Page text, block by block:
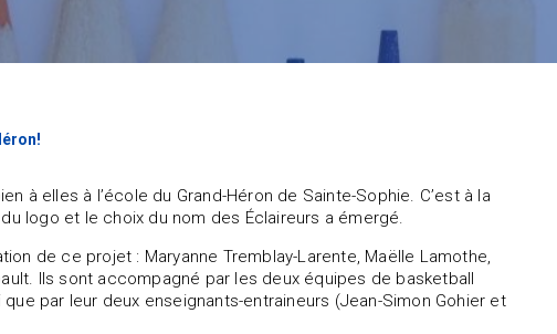
à elles à l’école du Grand-Héron de Sainte-Sophie. C’est à la
logo et le choix du nom des Éclaireurs a émergé.
de ce projet : Maryanne Tremblay-Larente, Maëlle Lamothe,
Ils sont accompagné par les deux équipes de basketball
par leur deux enseignants-entraineurs (Jean-Simon Gohier et